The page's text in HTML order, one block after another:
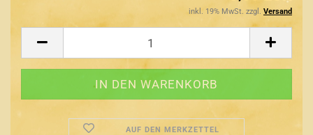
inkl. 19% MwSt. zzgl. Versand
AUF DEN MERKZETTEL